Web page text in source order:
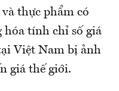
thực phẩm có
hóa tính chỉ số giá
Việt Nam bị ảnh
giá thế giới.